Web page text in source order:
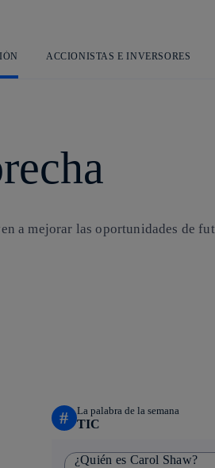
La
ACCIONISTAS E INVERSORES
a mejorar las oportunidades de
# La palabra de la semana
TIC
¿Quién es Carol Shaw?